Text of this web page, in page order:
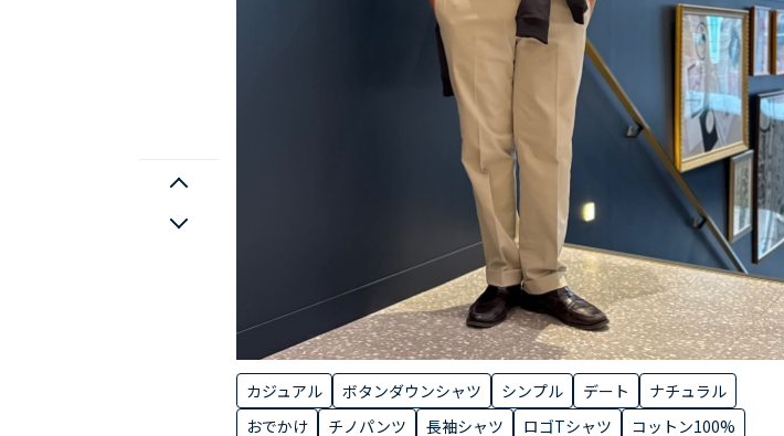
カジュアル ボタンダウンシャツ シンプル デート
ナチュラル
おでかけ
チノパンツ 長袖シャツ ロゴTシャツ コットン100%